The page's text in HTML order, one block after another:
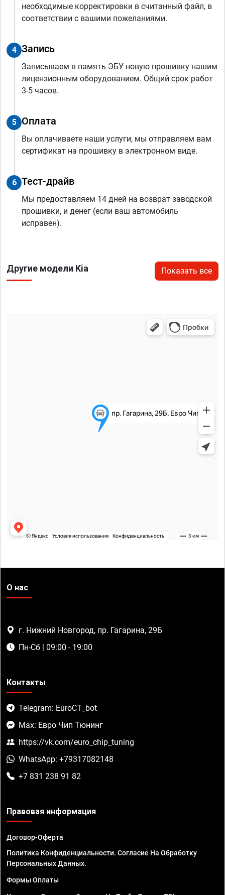
необходимые корректировки в считанный файл, в
соответствии с вашими пожеланиями.
4 Запись
Записываем в память ЭБУ новую прошивку нашим
лицензионным оборудованием. Общий срок работ
3-5 часов.
5 Оплата
Вы оплачиваете наши услуги, мы отправляем вам
сертификат на прошивку в электронном виде.
6 Тест-драйв
Мы предоставляем 14 дней на возврат заводской
прошивки, и денег (если ваш автомобиль
исправен).
Другие модели Kia Показать все
О нас
г. Нижний Новгород, пр. Гагарина, 29Б
Пн-Сб | 09:00 - 19:00
Контакты
Telegram: EuroCT_bot
Max: Евро Чип Тюнинг
https://vk.com/euro_chip_tuning
WhatsApp: +79317082148
+7 831 238 91 82
Правовая информация
Договор-Оферта
Политика Конфиденциальности. Согласие На Обработку
Персональных Данных.
Формы Оплаты